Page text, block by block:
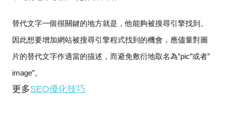
替代文字一個很關鍵的地方就是，他能夠被搜尋引擎找到。
因此想要增加網站被搜尋引擎程式找到的機會，應儘量對圖
片的替代文字作適當的描述，而避免敷衍地取名為”pic”或者”
image”。
更多SEO優化技巧